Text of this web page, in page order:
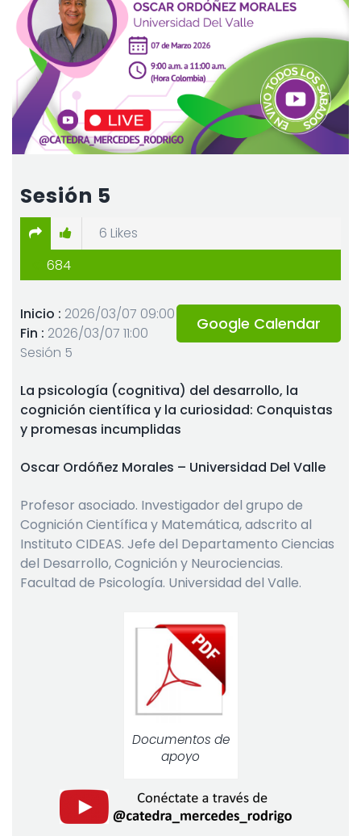
Sesión 5
6 Likes
684
Google Calendar
Inicio : 2026/03/07 09:00
Fin : 2026/03/07 11:00
Sesión 5
La psicología (cognitiva) del desarrollo, la
cognición científica y la curiosidad: Conquistas
y promesas incumplidas
Oscar Ordóñez Morales – Universidad Del Valle
Profesor asociado. Investigador del grupo de
Cognición Científica y Matemática, adscrito al
Instituto CIDEAS. Jefe del Departamento Ciencias
del Desarrollo, Cognición y Neurociencias.
Facultad de Psicología. Universidad del Valle.
Documentos de
apoyo